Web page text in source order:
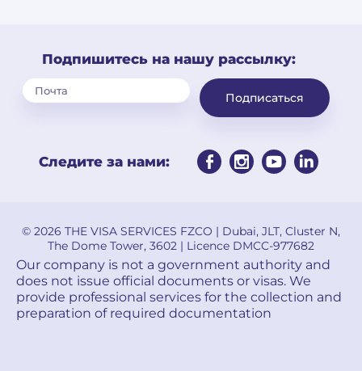
Подпишитесь на нашу рассылку:
Подписаться
Следите за нами:
© 2026 THE VISA SERVICES FZCO | Dubai, JLT, Cluster N,
The Dome Tower, 3602 | Licence DMCC-977682
Our company is not a government authority and
does not issue official documents or visas. We
provide professional services for the collection and
preparation of required documentation